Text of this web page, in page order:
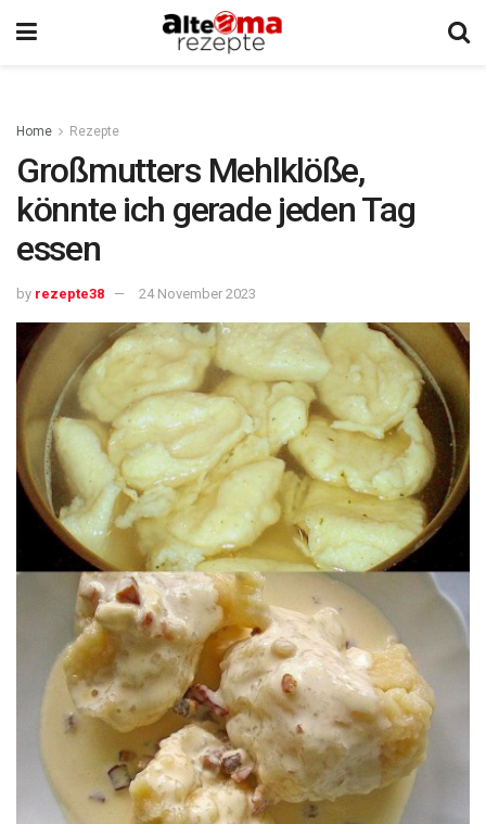
Home Rezepte
Großmutters Mehlklöße,
könnte ich gerade jeden Tag
essen
by rezepte38 24 November 2023